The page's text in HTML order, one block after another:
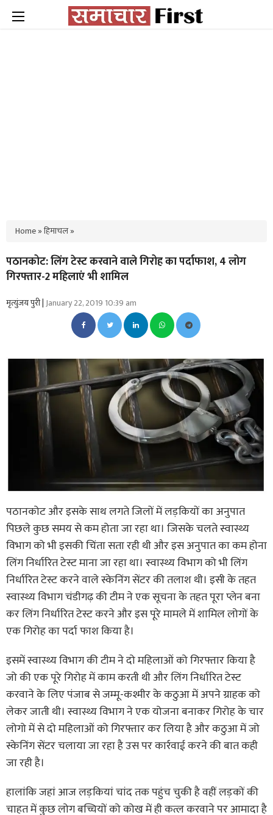
Home»हिमाचल»
पठानकोट: लिंग टेस्ट करवाने वाले गिरोह का पर्दाफाश, 4 लोग
गिरफ्तार-2 महिलाएं भी शामिल
मृत्युंजय पुरी |January 22, 2019 10:39 am
पठानकोट और इसके साथ लगते जिलों में लड़कियों का अनुपात
पिछले कुछ समय से कम होता जा रहा था। जिसके चलते स्वास्थ्य
विभाग को भी इसकी चिंता सता रही थी और इस अनुपात का कम होना
लिंग निर्धारित टेस्ट माना जा रहा था। स्वास्थ्य विभाग को भी लिंग
निर्धारित टेस्ट करने वाले स्केनिंग सेंटर की तलाश थी। इसी के तहत
स्वास्थ्य विभाग चंडीगढ़ की टीम ने एक सूचना के तहत पूरा प्लेन बना
कर लिंग निर्धारित टेस्ट करने और इस पूरे मामले में शामिल लोगों के
एक गिरोह का पर्दा फाश किया है।
इसमें स्वास्थ्य विभाग की टीम ने दो महिलाओं को गिरफ्तार किया है
जो की एक पूरे गिरोह में काम करती थी और लिंग निर्धारित टेस्ट
करवाने के लिए पंजाब से जम्मू-कश्मीर के कठुआ में अपने ग्राहक को
लेकर जाती थी। स्वास्थ्य विभाग ने एक योजना बनाकर गिरोह के चार
लोगो में से दो महिलाओं को गिरफ्तार कर लिया है और कठुआ में जो
स्केनिंग सेंटर चलाया जा रहा है उस पर कार्रवाई करने की बात कही
जा रही है।
हालांकि जहां आज लड़कियां चांद तक पहुंच चुकी है वहीं लड़कों की
चाहत में कुछ लोग बच्चियों को कोख में ही कत्ल करवाने पर आमादा है